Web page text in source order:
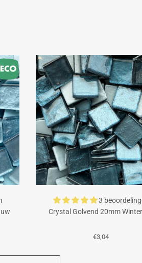
3
Crystal Golvend 20mm
€3,04